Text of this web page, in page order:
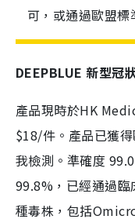
可，或通過歐盟標
DEEPBLUE 新型冠
產品現時於HK
$18/件。產品已獲
我檢測。準確度
99.8%，已經通過
種毒株，包括